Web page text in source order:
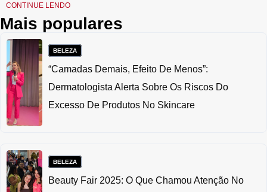
CONTINUE LENDO
Mais populares
BELEZA
“Camadas Demais, Efeito De Menos”:
Dermatologista Alerta Sobre Os Riscos Do
Excesso De Produtos No Skincare
BELEZA
Beauty Fair 2025: O Que Chamou Atenção No